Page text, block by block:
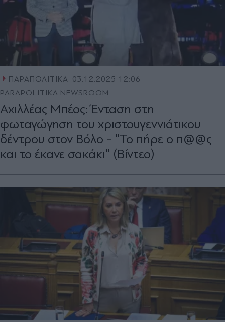
ΠΑΡΑΠΟΛΙΤΙΚΑ 03.12.2025 12:06
PARAPOLITIKA NEWSROOM
Αχιλλέας Μπέος: Ένταση στη
φωταγώγηση του χριστουγεννιάτικου
δέντρου στον Βόλο - "Το πήρε ο π@@ς
και το έκανε σακάκι" (Βίντεο)